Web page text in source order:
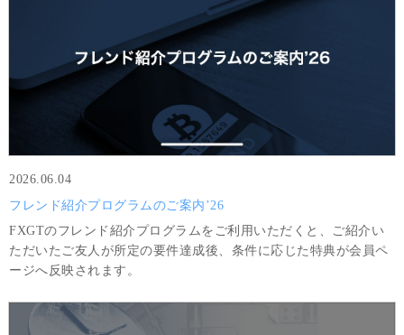
2026.06.04
フレンド紹介プログラムのご案内’26
FXGTのフレンド紹介プログラムをご利用いただくと、ご紹介い
ただいたご友人が所定の要件達成後、条件に応じた特典が会員ペ
ージへ反映されます。